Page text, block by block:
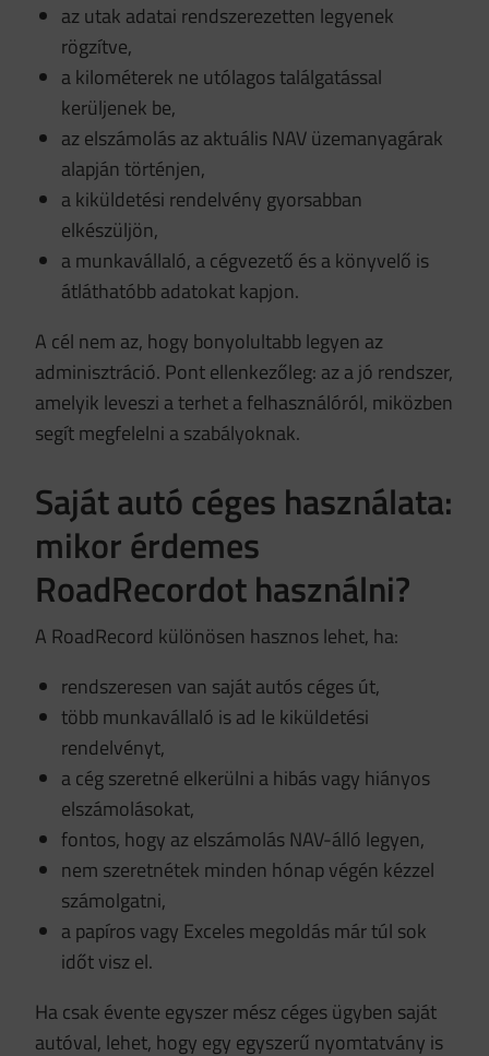
az utak adatai rendszerezetten legyenek
rögzítve,
a kilométerek ne utólagos találgatással
kerüljenek be,
az elszámolás az aktuális NAV üzemanyagárak
alapján történjen,
a kiküldetési rendelvény gyorsabban
elkészüljön,
a munkavállaló, a cégvezető és a könyvelő is
átláthatóbb adatokat kapjon.
A cél nem az, hogy bonyolultabb legyen az
adminisztráció. Pont ellenkezőleg: az a jó rendszer,
amelyik leveszi a terhet a felhasználóról, miközben
segít megfelelni a szabályoknak.
Saját autó céges használata:
mikor érdemes
RoadRecordot használni?
A RoadRecord különösen hasznos lehet, ha:
rendszeresen van saját autós céges út,
több munkavállaló is ad le kiküldetési
rendelvényt,
a cég szeretné elkerülni a hibás vagy hiányos
elszámolásokat,
fontos, hogy az elszámolás NAV-álló legyen,
nem szeretnétek minden hónap végén kézzel
számolgatni,
a papíros vagy Exceles megoldás már túl sok
időt visz el.
Ha csak évente egyszer mész céges ügyben saját
autóval, lehet, hogy egy egyszerű nyomtatvány is